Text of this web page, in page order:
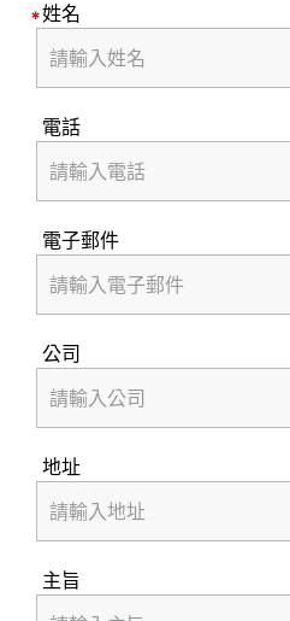
姓名
電話
電子郵件
公司
地址
主旨